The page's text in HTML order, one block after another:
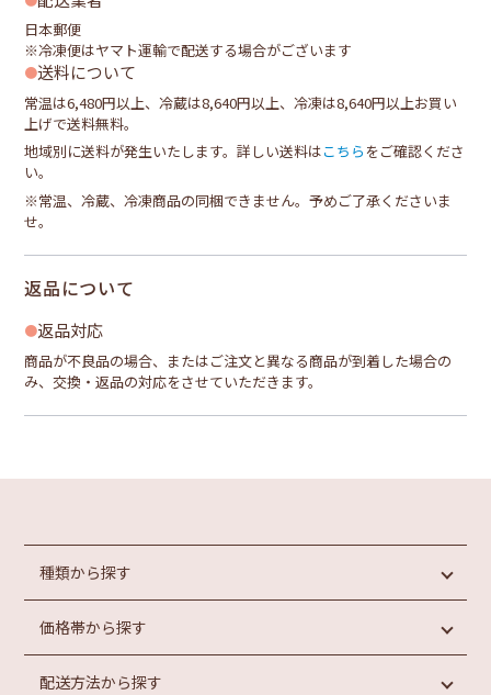
日本郵便
※冷凍便はヤマト運輸で配送する場合がございます
送料について
常温は6,480円以上、冷蔵は8,640円以上、冷凍は8,640円以上お買い
上げで送料無料。
地域別に送料が発生いたします。詳しい送料はこちら をご確認くださ
い。
※常温、冷蔵、冷凍商品の同梱できません。予めご了承くださいま
せ。
返品について
返品対応
商品が不良品の場合、またはご注文と異なる商品が到着した場合の
み、交換・返品の対応をさせていただきます。
種類から探す
めんたいこ
惣菜・パン
価格帯から探す
1,000円未満
配送方法から探す